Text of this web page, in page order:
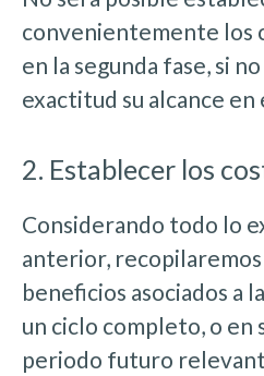
convenientemente los
en la segunda fase, si
exactitud su alcance
2. Establecer los
Considerando todo lo
anterior,
beneficios asociados a
un ciclo completo, o en
periodo futuro